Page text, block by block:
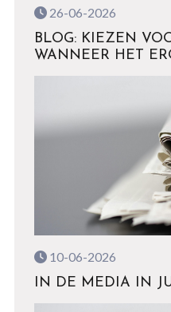
26-06-2026
BLOG: KIEZEN
WANNEER HET
10-06-2026
IN DE MEDIA IN